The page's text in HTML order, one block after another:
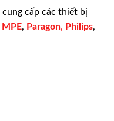
cung cấp các thiết bị
MPE, Paragon, Philips,